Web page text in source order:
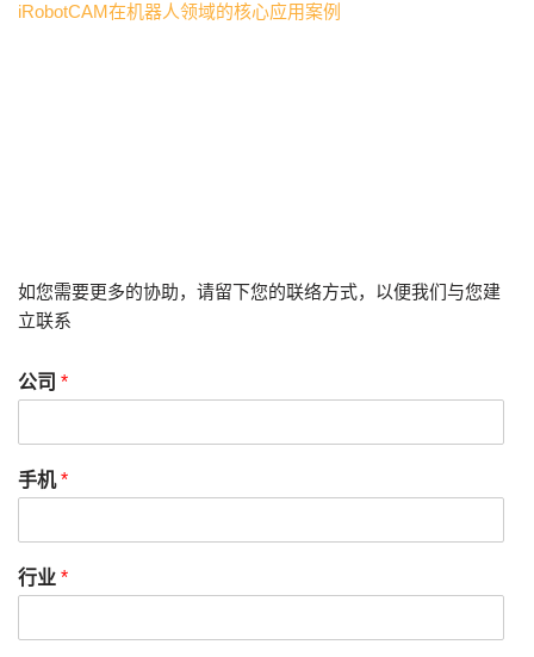
iRobotCAM在机器人领域的核心应用案例
如您需要更多的协助，请留下您的联络方式，以便我们与您建
立联系
公司 *
手机*
行业 *